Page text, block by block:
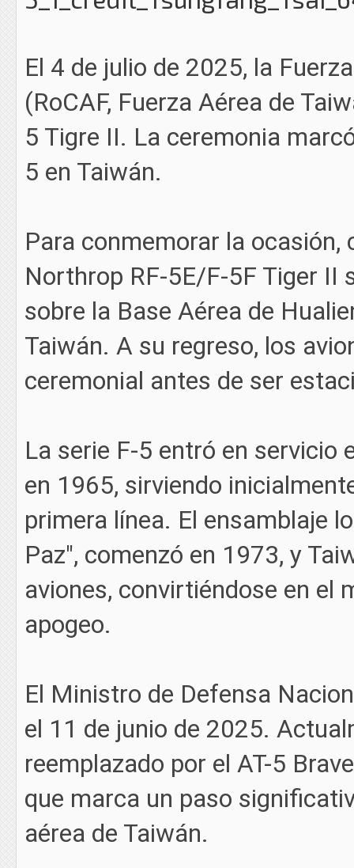
El 4 de julio de 2025, la
(RoCAF, Fuerza Aérea de
5 Tigre II. La ceremonia
5 en Taiwán.
Para conmemorar la
Northrop RF-5E/F-5F Tiger II
sobre la Base Aérea de
Taiwán. A su regreso, los
ceremonial antes de ser
La serie F-5 entró en servicio
en 1965, sirviendo
primera línea. El ensamblaje
Paz", comenzó en 1973, y
aviones, convirtiéndose en el
apogeo.
El Ministro de Defensa
el 11 de junio de 2025.
reemplazado por el AT-5
que marca un paso
aérea de Taiwán.